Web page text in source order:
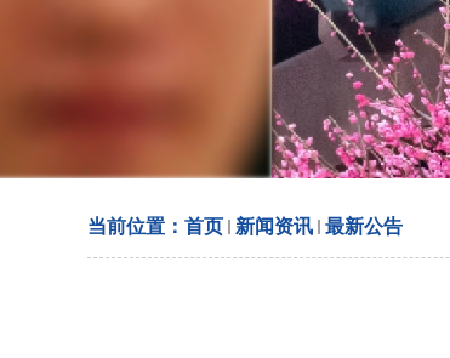
当前位置： 首页 新闻资讯 最新公告